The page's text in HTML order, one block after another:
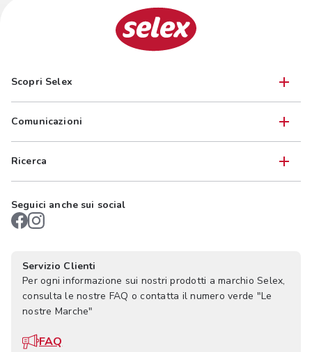
Scopri Selex
Comunicazioni
Ricerca
Seguici anche sui social
Servizio Clienti
Per ogni informazione sui nostri prodotti a marchio Selex,
consulta le nostre FAQ o contatta il numero verde "Le
nostre Marche"
FAQ